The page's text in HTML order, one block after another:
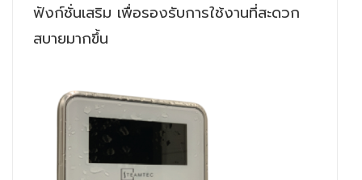
ฟังก์ชั่นเสริม เพื่อรองรับการใช้งานที่สะดวก
สบายมากขึ้น